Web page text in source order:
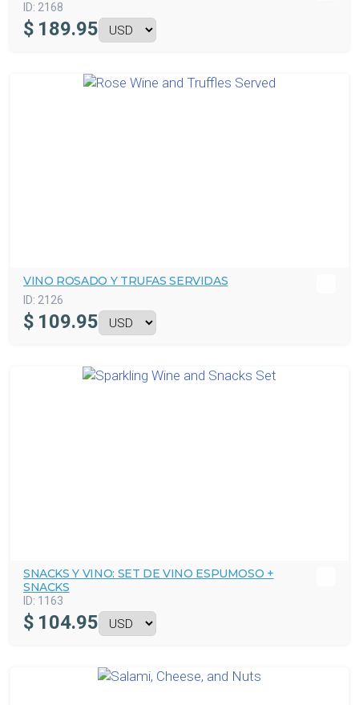
ID: 2168
$ 189.95
VINO ROSADO Y TRUFAS SERVIDAS
ID: 2126
$ 109.95
SNACKS Y VINO: SET DE VINO ESPUMOSO +
SNACKS
ID: 1163
$ 104.95